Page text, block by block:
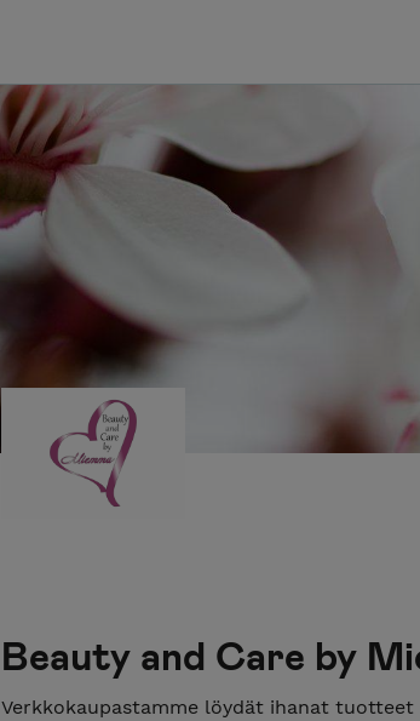
Beauty and Care by
Verkkokaupastamme löydät ihanat